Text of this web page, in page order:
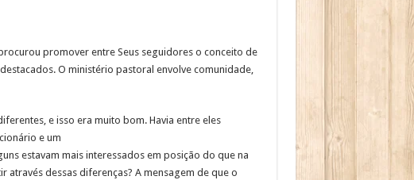
promover entre Seus seguidores o conceito de
O ministério pastoral envolve comunidade,
e isso era muito bom. Havia entre eles
e um
estavam mais interessados em posição do que na
através dessas diferenças? A mensagem de que o